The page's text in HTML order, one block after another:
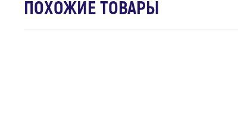
ПОХОЖИЕ ТОВАРЫ